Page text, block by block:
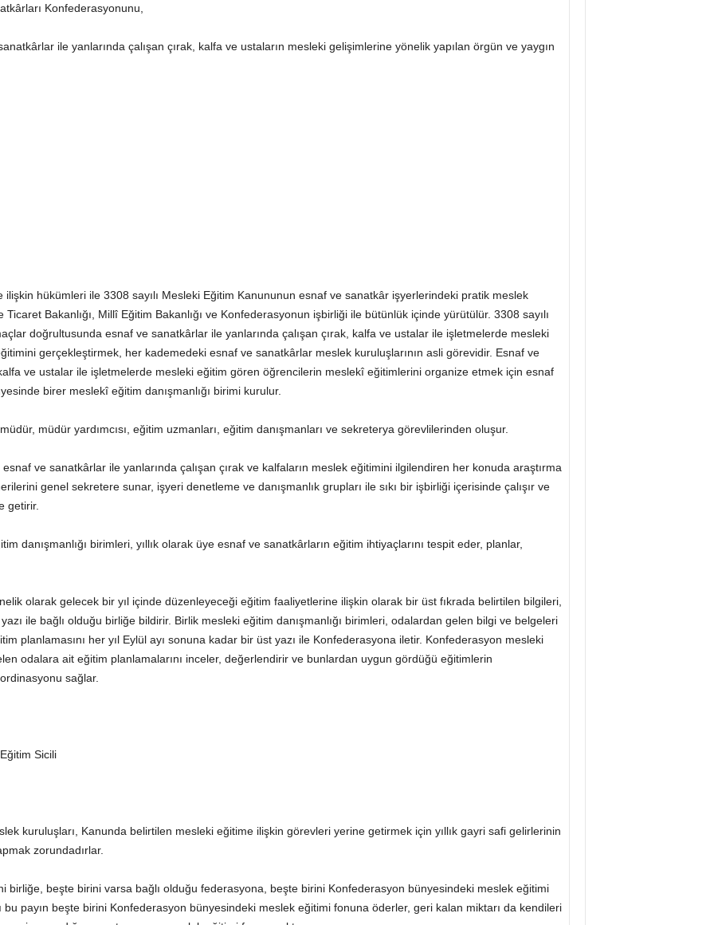
Konfederasyonunu,
ile yanlarında çalışan çırak, kalfa ve ustaların mesleki gelişimlerine yönelik yapılan örgün ve yaygın
hükümleri ile 3308 sayılı Mesleki Eğitim Kanununun esnaf ve sanatkâr işyerlerindeki pratik meslek
Bakanlığı, Millî Eğitim Bakanlığı ve Konfederasyonun işbirliği ile bütünlük içinde yürütülür. 3308 sayılı
doğrultusunda esnaf ve sanatkârlar ile yanlarında çalışan çırak, kalfa ve ustalar ile işletmelerde mesleki
gerçekleştirmek, her kademedeki esnaf ve sanatkârlar meslek kuruluşlarının asli görevidir. Esnaf ve
ve ustalar ile işletmelerde mesleki eğitim gören öğrencilerin meslekî eğitimlerini organize etmek için esnaf
birer meslekî eğitim danışmanlığı birimi kurulur.
müdür yardımcısı, eğitim uzmanları, eğitim danışmanları ve sekreterya görevlilerinden oluşur.
ve sanatkârlar ile yanlarında çalışan çırak ve kalfaların meslek eğitimini ilgilendiren her konuda araştırma
genel sekretere sunar, işyeri denetleme ve danışmanlık grupları ile sıkı bir işbirliği içerisinde çalışır ve
getirir.
danışmanlığı birimleri, yıllık olarak üye esnaf ve sanatkârların eğitim ihtiyaçlarını tespit eder, planlar,
olarak gelecek bir yıl içinde düzenleyeceği eğitim faaliyetlerine ilişkin olarak bir üst fıkrada belirtilen bilgileri,
ile bağlı olduğu birliğe bildirir. Birlik mesleki eğitim danışmanlığı birimleri, odalardan gelen bilgi ve belgeleri
planlamasını her yıl Eylül ayı sonuna kadar bir üst yazı ile Konfederasyona iletir. Konfederasyon mesleki
odalara ait eğitim planlamalarını inceler, değerlendirir ve bunlardan uygun gördüğü eğitimlerin
sağlar.
Sicili
kuruluşları, Kanunda belirtilen mesleki eğitime ilişkin görevleri yerine getirmek için yıllık gayri safi gelirlerinin
zorundadırlar.
birliğe, beşte birini varsa bağlı olduğu federasyona, beşte birini Konfederasyon bünyesindeki meslek eğitimi
bu payın beşte birini Konfederasyon bünyesindeki meslek eğitimi fonuna öderler, geri kalan miktarı da kendileri